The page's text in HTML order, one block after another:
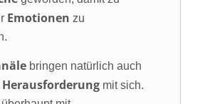
Emotionen zu
bringen natürlich auch
Herausforderungmit sich.